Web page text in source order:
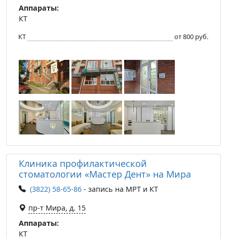
Аппараты:
КТ
КТ от 800 руб.
Клиника профилактической
стоматологии «Мастер Дент» на Мира
(3822) 58-65-86 - запись на МРТ и КТ
пр-т Мира, д. 15
Аппараты:
КТ